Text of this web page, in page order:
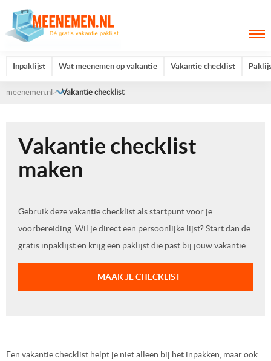
Inpaklijst Wat meenemen op vakantie Vakantie checklist
meenemen.nl Vakantie checklist
Vakantie checklist
maken
Gebruik deze vakantie checklist als startpunt voor je
voorbereiding. Wil je direct een persoonlijke lijst? Start dan de
gratis inpaklijst en krijg een paklijst die past bij jouw vakantie.
MAAK JE CHECKLIST
Een vakantie checklist helpt je niet alleen bij het inpakken, maar ook